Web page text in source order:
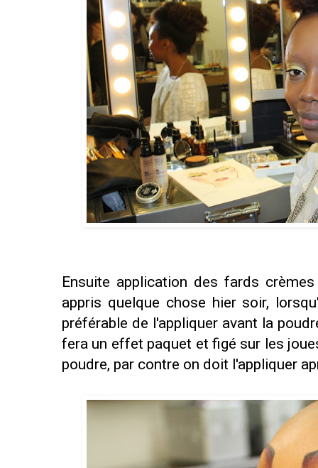
Ensuite application des fards
appris quelque chose hier soir,
préférable de l'appliquer avant la
fera un effet paquet et figé sur les
poudre, par contre on doit l'appliquer